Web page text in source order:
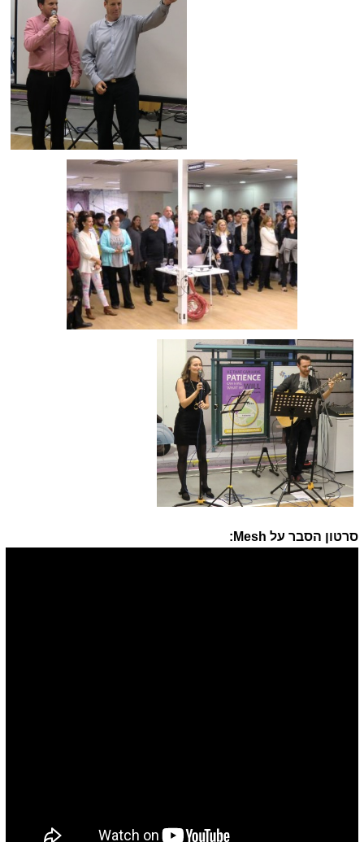
סרטון הסבר על Mesh: